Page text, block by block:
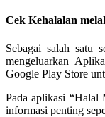
Cek Kehalalan
Sebagai salah satu
mengeluarkan
Google Play Store
Pada aplikasi “Halal
informasi penting